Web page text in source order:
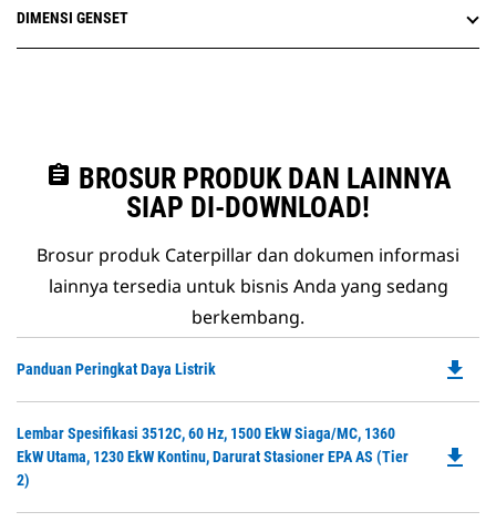
DIMENSI GENSET
assignment BROSUR PRODUK DAN LAINNYA
SIAP DI-DOWNLOAD!
Brosur produk Caterpillar dan dokumen informasi
lainnya tersedia untuk bisnis Anda yang sedang
berkembang.
Panduan Peringkat Daya Listrik file_download
Lembar Spesifikasi 3512C, 60 Hz, 1500 EkW Siaga/MC, 1360
EkW Utama, 1230 EkW Kontinu, Darurat Stasioner EPA AS (Tier
2)
file_download